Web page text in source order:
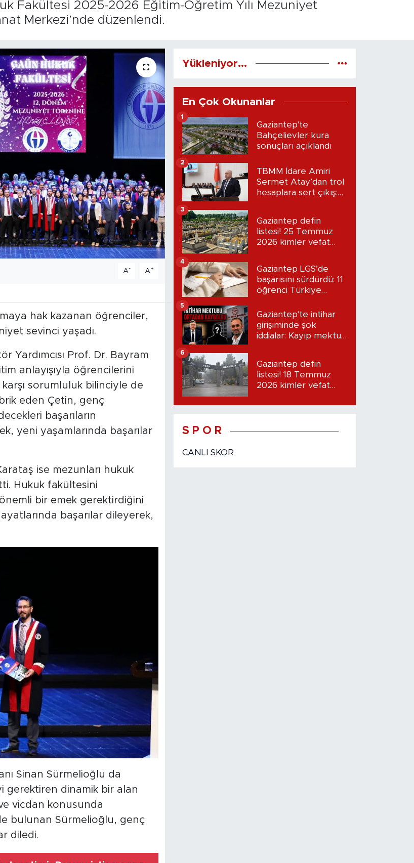
Fakültesi 2025-2026 Eğitim-Öğretim Yılı Mezuniyet
Merkezi’nde düzenlendi.
A- A+
hak kazanan öğrenciler,
sevinci yaşadı.
Yardımcısı Prof. Dr. Bayram
anlayışıyla öğrencilerini
sorumluluk bilinciyle de
eden Çetin, genç
başarıların
yeni yaşamlarında başarılar
ise mezunları hukuk
Hukuk fakültesini
bir emek gerektirdiğini
başarılar dileyerek,
Sinan Sürmelioğlu da
gerektiren dinamik bir alan
vicdan konusunda
bulunan Sürmelioğlu, genç
diledi.
Yükleniyor...
En Çok Okunanlar
Gaziantep'te
Bahçelievler kura
sonuçları açıklandı
1
TBMM İdare Amiri
Sermet Atay’dan trol
hesaplara sert çıkış:
2
Gaziantep defin
listesi! 25 Temmuz
2026 kimler vefat
3
Gaziantep LGS’de
başarısını sürdürdü: 11
öğrenci Türkiye
4
Gaziantep'te intihar
girişiminde şok
iddialar: Kayıp mektup
5
Gaziantep defin
listesi! 18 Temmuz
2026 kimler vefat
6
S P O R
CANLI SKOR